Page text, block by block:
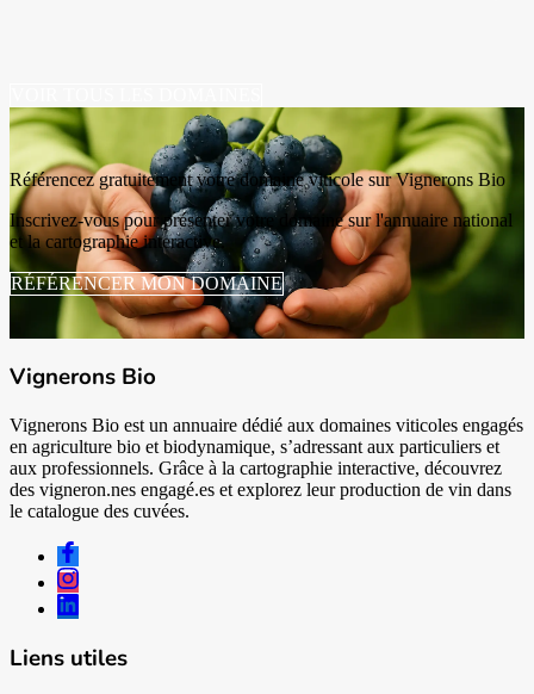
Référencez gratuitement votre domaine viticole sur Vignerons Bio
Inscrivez-vous pour présenter votre domaine sur l'annuaire national
et la cartographie interactive.
RÉFÉRENCER MON DOMAINE
Vignerons Bio
Vignerons Bio est un annuaire dédié aux domaines viticoles engagés
en agriculture bio et biodynamique, s’adressant aux particuliers et
aux professionnels. Grâce à la cartographie interactive, découvrez
des vigneron.nes engagé.es et explorez leur production de vin dans
le catalogue des cuvées.
Liens utiles